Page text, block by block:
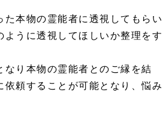
た本物の霊能者に透視してもらい
ように透視してほしいか整理をす
なり本物の霊能者とのご縁を結
依頼することが可能となり、悩み